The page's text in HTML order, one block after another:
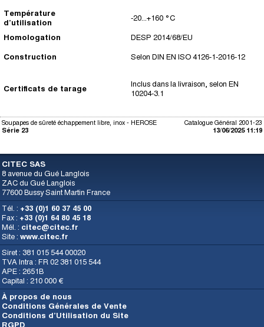
Température
d’utilisation
-20...+160 °C
Homologation DESP 2014/68/EU
Construction Selon DIN EN ISO 4126-1-2016-12
Certificats de tarage
Inclus dans la livraison, selon EN
10204-3.1
Catalogue Général 2001-23
13/06/2025 11:19
Soupapes de sûreté échappement libre, inox - HEROSE
Série 23
CITEC SAS
8 avenue du Gué Langlois
ZAC du Gué Langlois
77600 Bussy Saint Martin France
Tél. : +33 (0)1 60 37 45 00
Fax : +33 (0)1 64 80 45 18
Mél. : citec@citec.fr
Site : www.citec.fr
Siret : 381 015 544 00020
TVA Intra : FR 02 381 015 544
APE : 2651B
Capital : 210 000 €
À propos de nous
Conditions Générales de Vente
Conditions d’Utilisation du Site
RGPD